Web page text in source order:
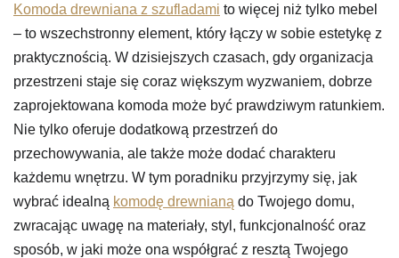
Komoda drewniana z szufladami to więcej niż tylko mebel
– to wszechstronny element, który łączy w sobie estetykę z
praktycznością. W dzisiejszych czasach, gdy organizacja
przestrzeni staje się coraz większym wyzwaniem, dobrze
zaprojektowana komoda może być prawdziwym ratunkiem.
Nie tylko oferuje dodatkową przestrzeń do
przechowywania, ale także może dodać charakteru
każdemu wnętrzu. W tym poradniku przyjrzymy się, jak
wybrać idealną komodę drewnianą do Twojego domu,
zwracając uwagę na materiały, styl, funkcjonalność oraz
sposób, w jaki może ona współgrać z resztą Twojego